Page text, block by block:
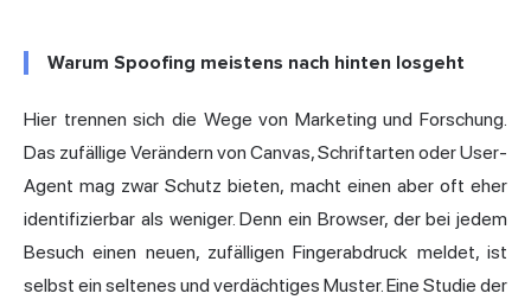
Warum Spoofing meistens nach hinten losgeht
Hier trennen sich die Wege von Marketing und Forschung.
Das zufällige Verändern von Canvas, Schriftarten oder User-
Agent mag zwar Schutz bieten, macht einen aber oft eher
identifizierbar als weniger. Denn ein Browser, der bei jedem
Besuch einen neuen, zufälligen Fingerabdruck meldet, ist
selbst ein seltenes und verdächtiges Muster. Eine Studie der